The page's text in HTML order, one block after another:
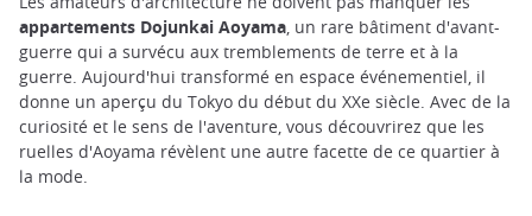
appartements Dojunkai Aoyama , un rare bâtiment d'avant-
guerre qui a survécu aux tremblements de terre et à la
guerre. Aujourd'hui transformé en espace événementiel, il
donne un aperçu du Tokyo du début du XXe siècle. Avec de la
curiosité et le sens de l'aventure, vous découvrirez que les
ruelles d'Aoyama révèlent une autre facette de ce quartier à
la mode.